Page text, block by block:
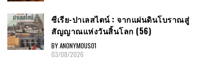
ซีเรีย-ปาเลสไตน์ : จากแผ่นดินโบราณสู่
สัญญาณแห่งวันสิ้นโลก (56)
BY ANONYMOUS01
03/08/2026